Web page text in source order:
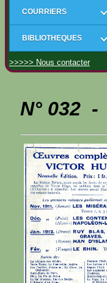
COURRIERS
BIBLIOTHEQUES
>>>>> Nous contacter
N° 032 -